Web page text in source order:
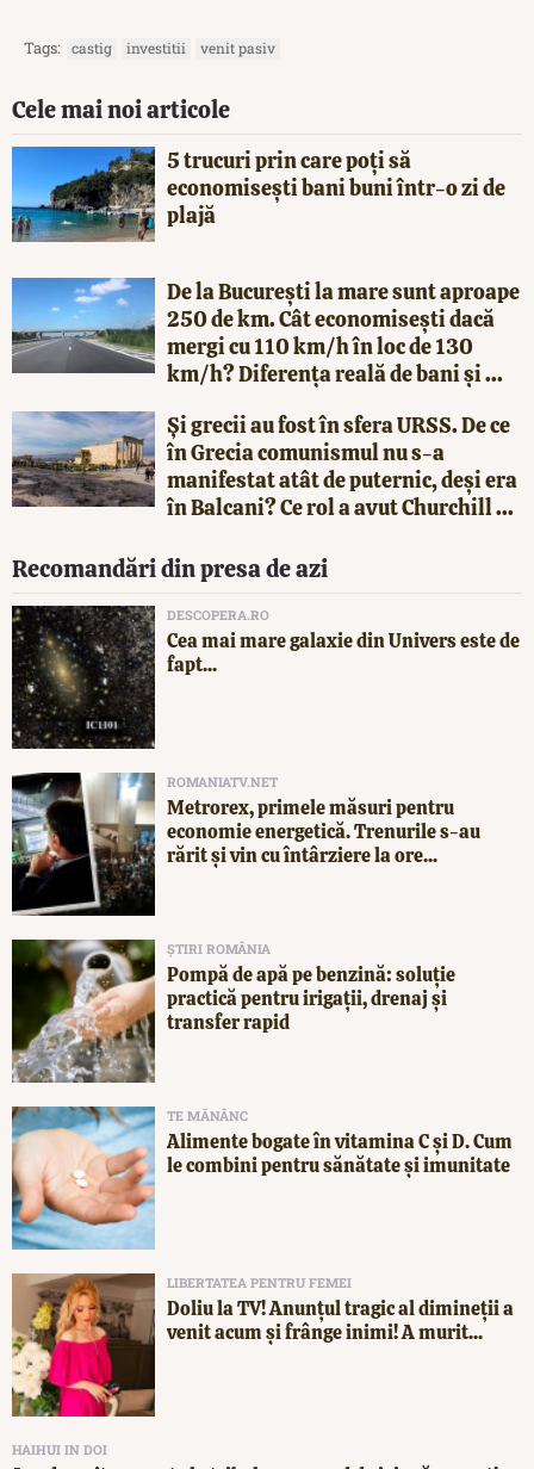
Tags: castig investitii venit pasiv
Cele mai noi articole
5 trucuri prin care poți să
economisești bani buni într-o zi de
plajă
De la București la mare sunt aproape
250 de km. Cât economisești dacă
mergi cu 110 km/h în loc de 130
km/h? Diferența reală de bani și ...
Și grecii au fost în sfera URSS. De ce
în Grecia comunismul nu s-a
manifestat atât de puternic, deși era
în Balcani? Ce rol a avut Churchill ...
Recomandări din presa de azi
DESCOPERA.RO
Cea mai mare galaxie din Univers este de
fapt...
ROMANIATV.NET
Metrorex, primele măsuri pentru
economie energetică. Trenurile s-au
rărit și vin cu întârziere la ore...
ȘTIRI ROMÂNIA
Pompă de apă pe benzină: soluție
practică pentru irigații, drenaj și
transfer rapid
TE MĂNÂNC
Alimente bogate în vitamina C și D. Cum
le combini pentru sănătate și imunitate
LIBERTATEA PENTRU FEMEI
Doliu la TV! Anunțul tragic al dimineții a
venit acum și frânge inimi! A murit...
HAIHUI IN DOI